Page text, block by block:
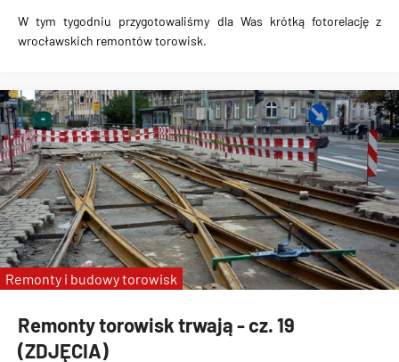
W tym tygodniu przygotowaliśmy dla Was krótką fotorelację z
wrocławskich remontów torowisk.
Remonty torowisk trwają - cz. 19
(ZDJĘCIA)
Remonty i budowy torowisk